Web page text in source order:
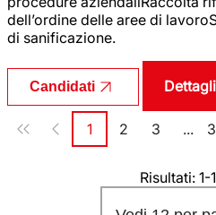
dell’ordine delle aree di
di sanificazione.
Candidati
Paginazione
Pagina
1 Pagina
2 Pagina
3 ...
Risultati: 1-